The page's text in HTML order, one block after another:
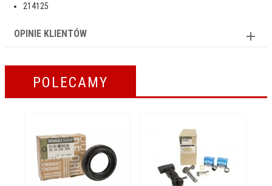
214125
OPINIE KLIENTÓW
POLECAMY